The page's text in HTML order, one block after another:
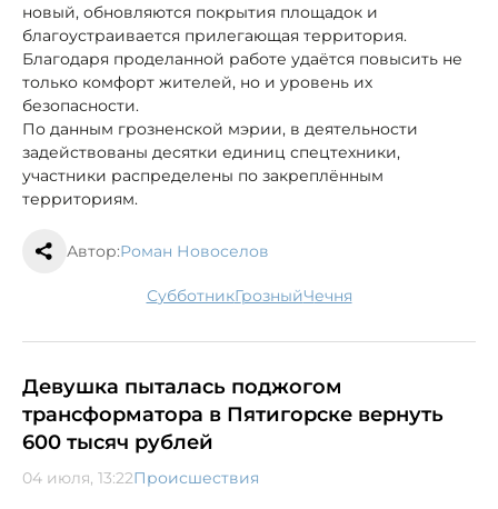
новый, обновляются покрытия площадок и
благоустраивается прилегающая территория.
Благодаря проделанной работе удаётся повысить не
только комфорт жителей, но и уровень их
безопасности.
По данным грозненской мэрии, в деятельности
задействованы десятки единиц спецтехники,
участники распределены по закреплённым
территориям.
Автор:Роман Новоселов
субботник Грозный Чечня
Девушка пыталась поджогом
трансформатора в Пятигорске вернуть
600 тысяч рублей
04 июля, 13:22Происшествия